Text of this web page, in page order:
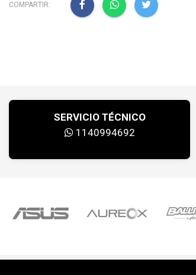
COMPARTIR:
SERVICIO TÉCNICO
1140994692